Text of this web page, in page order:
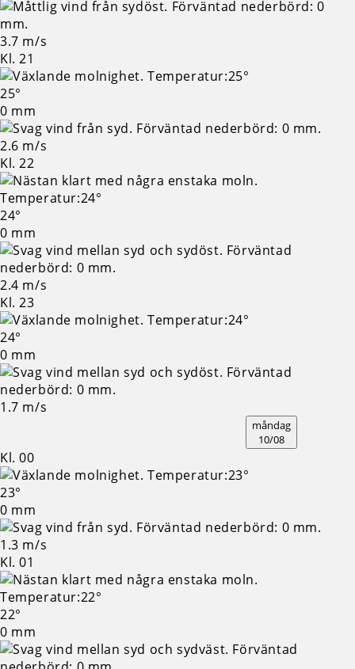
3.7 m/s
Kl. 21
25°
0 mm
2.6 m/s
Kl. 22
24°
0 mm
2.4 m/s
Kl. 23
24°
0 mm
1.7 m/s
måndag
10/08
Kl. 00
23°
0 mm
1.3 m/s
Kl. 01
22°
0 mm